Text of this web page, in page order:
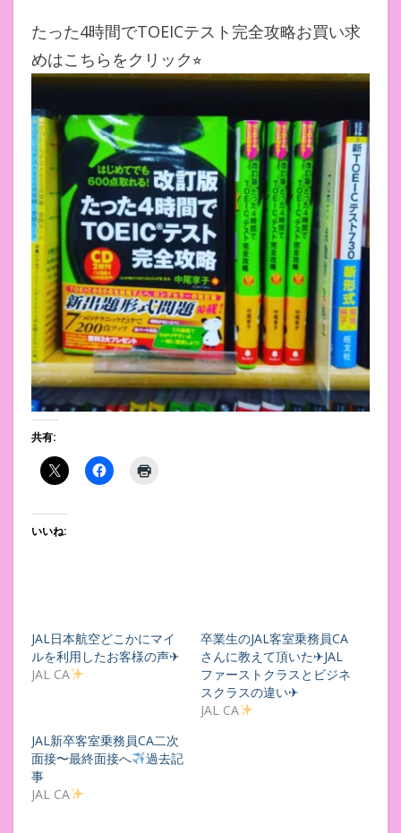
たった4時間でTOEICテスト完全攻略お買い求
めはこちらをクリック⭐︎
共有:
いいね:
JAL日本航空どこかにマイ
ルを利用したお客様の声✈︎
JAL CA
卒業生のJAL客室乗務員CA
さんに教えて頂いた✈JAL
ファーストクラスとビジネ
スクラスの違い✈
JAL CA
JAL新卒客室乗務員CA二次
面接〜最終面接へ
過去記
事
JAL CA